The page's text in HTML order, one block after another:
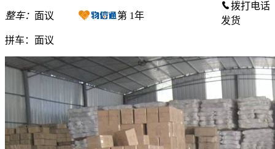
整车： 面议
拼车： 面议
第 1年
拨打电话
发货